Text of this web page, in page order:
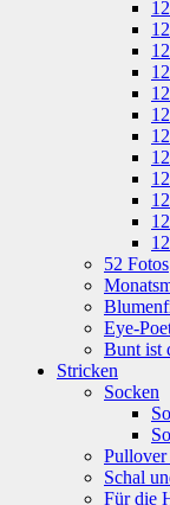
52 Fotos
Eye-
Bunt ist
Stricken
Socken
Schal
Für die